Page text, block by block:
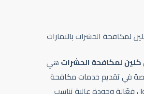
لمكافحة الحشرات بالامارات
كلين لمكافحة الحشرات هي
في تقديم خدمات مكافحة
فعّالة وجودة عالية تناسب